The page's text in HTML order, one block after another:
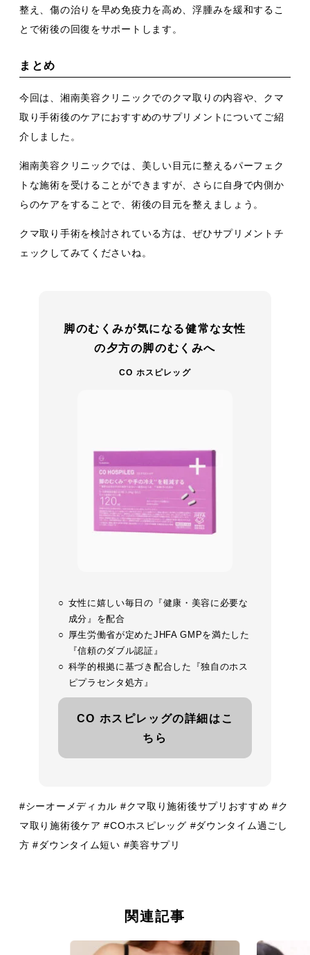
整え、傷の治りを早め免疫力を高め、浮腫みを緩和するこ
とで術後の回復をサポートします。
まとめ
今回は、湘南美容クリニックでのクマ取りの内容や、クマ
取り手術後のケアにおすすめのサプリメントについてご紹
介しました。
湘南美容クリニックでは、美しい目元に整えるパーフェク
トな施術を受けることができますが、さらに自身で内側か
らのケアをすることで、術後の目元を整えましょう。
クマ取り手術を検討されている方は、ぜひサプリメントチ
ェックしてみてくださいね。
脚のむくみが気になる健常な女性
の夕方の脚のむくみへ
CO ホスピレッグ
女性に嬉しい毎日の『健康・美容に必要な
成分』を配合
厚生労働省が定めたJHFA GMPを満たした
『信頼のダブル認証』
科学的根拠に基づき配合した『独自のホス
ピプラセンタ処方』
CO ホスピレッグの詳細はこ
ちら
#シーオーメディカル #クマ取り施術後サプリおすすめ #ク
マ取り施術後ケア #COホスピレッグ #ダウンタイム過ごし
方 #ダウンタイム短い #美容サプリ
関連記事